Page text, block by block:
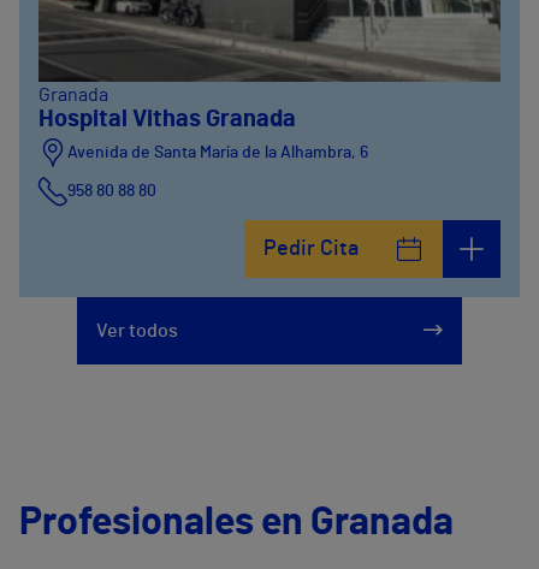
Granada
Hospital Vithas Granada
Avenida de Santa María de la Alhambra, 6
958 80 88 80
Pedir Cita
Ver todos
Profesionales en Granada